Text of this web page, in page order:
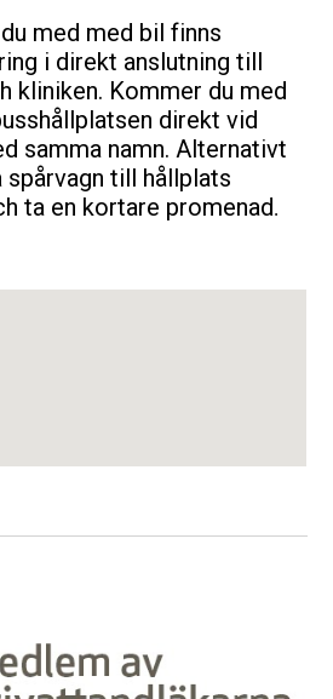
med med bil finns
i direkt anslutning till
kliniken. Kommer du med
direkt vid
samma namn. Alternativt
spårvagn till hållplats
ta en kortare promenad.